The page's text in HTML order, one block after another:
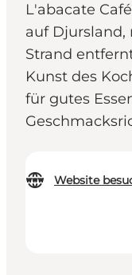
L'abacate
auf Djursland,
Strand
Kunst des
für gutes
Website